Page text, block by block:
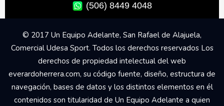
(506) 8449 4048
© 2017 Un Equipo Adelante, San Rafael de Alajuela,
Comercial Udesa Sport. Todos los derechos reservados Los
derechos de propiedad intelectual del web
everardoherrera.com, su código fuente, diseño, estructura de
navegación, bases de datos y los distintos elementos en él
contenidos son titularidad de Un Equipo Adelante a quien